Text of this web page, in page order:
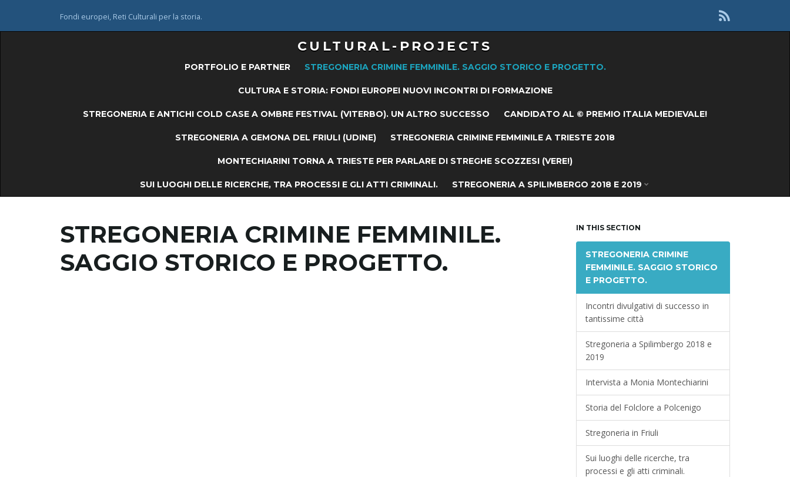
Fondi europei, Reti Culturali per la storia.
CULTURAL-PROJECTS
PORTFOLIO E PARTNER STREGONERIA CRIMINE FEMMINILE. SAGGIO STORICO E PROGETTO.
CULTURA E STORIA: FONDI EUROPEI NUOVI INCONTRI DI FORMAZIONE
STREGONERIA E ANTICHI COLD CASE A OMBRE FESTIVAL (VITERBO). UN ALTRO SUCCESSO CANDIDATO AL © PREMIO ITALIA MEDIEVALE!
STREGONERIA A GEMONA DEL FRIULI (UDINE) STREGONERIA CRIMINE FEMMINILE A TRIESTE 2018
MONTECHIARINI TORNA A TRIESTE PER PARLARE DI STREGHE SCOZZESI (VERE!)
SUI LUOGHI DELLE RICERCHE, TRA PROCESSI E GLI ATTI CRIMINALI. STREGONERIA A SPILIMBERGO 2018 E 2019
STREGONERIA CRIMINE FEMMINILE.
SAGGIO STORICO E PROGETTO.
IN THIS SECTION
STREGONERIA CRIMINE
FEMMINILE. SAGGIO STORICO
E PROGETTO.
Incontri divulgativi di successo in
tantissime città
Stregoneria a Spilimbergo 2018 e
2019
Intervista a Monia Montechiarini
Storia del Folclore a Polcenigo
Stregoneria in Friuli
Sui luoghi delle ricerche, tra
processi e gli atti criminali.